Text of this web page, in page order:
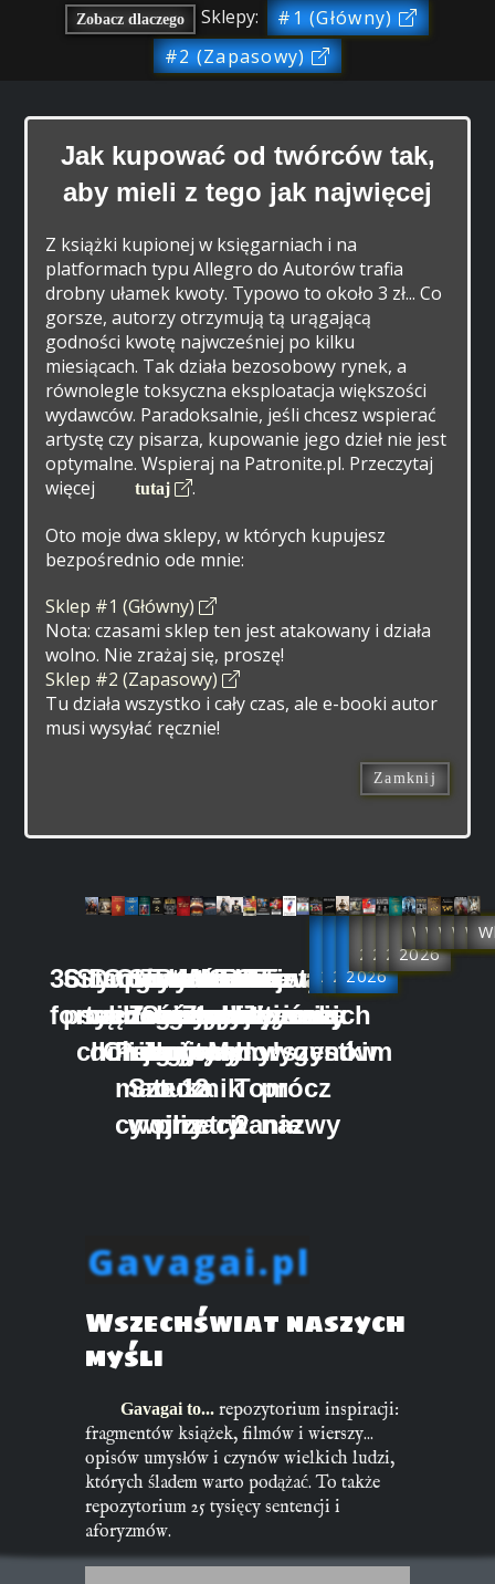
Zobacz dlaczego Sklepy:
#1 (Główny)
#2 (Zapasowy)
Jak kupować od twórców tak,
aby mieli z tego jak najwięcej
Z książki kupionej w księgarniach i na
platformach typu Allegro do Autorów trafia
drobny ułamek kwoty. Typowo to około 3 zł... Co
gorsze, autorzy otrzymują tą urągającą
godności kwotę najwcześniej po kilku
miesiącach. Tak działa bezosobowy rynek, a
równolegle toksyczna eksploatacja większości
wydawców. Paradoksalnie, jeśli chcesz wspierać
artystę czy pisarza, kupowanie jego dzieł nie jest
optymalne. Wspieraj na Patronite.pl. Przeczytaj
więcej
tutaj
.
Oto moje dwa sklepy, w których kupujesz
bezpośrednio ode mnie:
Sklep #1 (Główny)
Nota: czasami sklep ten jest atakowany i działa
wolno. Nie zrażaj się, proszę!
Sklep #2 (Zapasowy)
Tu działa wszystko i cały czas, ale e-booki autor
musi wysyłać ręcznie!
Zamknij
36
forteli
Siły
psychohistorii
Starożytna
mądrość
chińska
Drogi
wędrownych
doradców
Opowieści
z dawnych
Chin
Chiny
一
Pulsujący
matecznik
cywilizacji
Sun
Zi
i jego
Sztuka
wojny
Traktat
Sztuka
wojny
Prawidła
geopolitycznej
gry
o
przetrwanie
Kalendarz
geopolityczny
Wzorce
Zwyciężania
tom
1
Wzorce
zwyciężania
tom
2
Oni
albo
My!
Portrety
tajwańskich
aborygenów
Oni
albo
my!
Tom
2
Tajwan
Feudalizm
we
wszystkim
prócz
nazwy
Już
2025
Już
w
2026
w
2026
2027
2026
Rok
2026
Rok
2026
Wkrótce
Gavagai.pl
Wszechświat naszych
myśli
Gavagai to...repozytorium inspiracji:
fragmentów książek, filmów i wierszy...
opisów umysłów i czynów wielkich ludzi,
których śladem warto podążać. To także
repozytorium 25 tysięcy sentencji i
aforyzmów.